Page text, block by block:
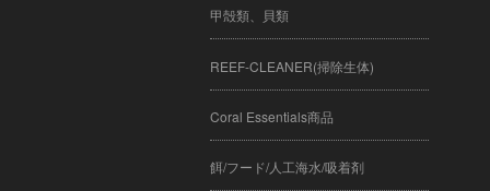
甲殻類、貝類
REEF-CLEANER(掃除生体)
Coral Essentials商品
餌/フード/人工海水/吸着剤